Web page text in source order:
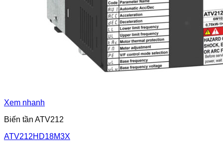
Xem nhanh
Biến tần ATV212
ATV212HD18M3X